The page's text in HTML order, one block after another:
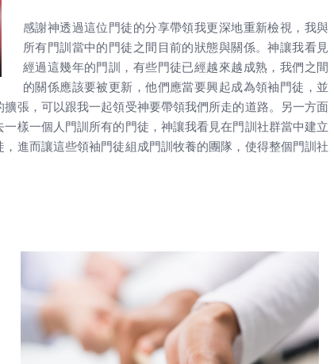
感謝神透過這位門徒的分享帶領我更深地重新檢視，我與
所有門訓當中的門徒之間目前的狀態與關係。神讓我看見
經過這幾年的門訓，有些門徒已經越來越成熟，我們之間
的關係應該要被更新，他們應當要興起成為領袖門徒，並
張，可以跟我一起領受神要帶領我們所走的道路。另一方面
樣一個人門訓所有的門徒，神讓我看見在門訓社群當中建立
進而讓這些領袖門徒組成門訓牧養的團隊，使得整個門訓社